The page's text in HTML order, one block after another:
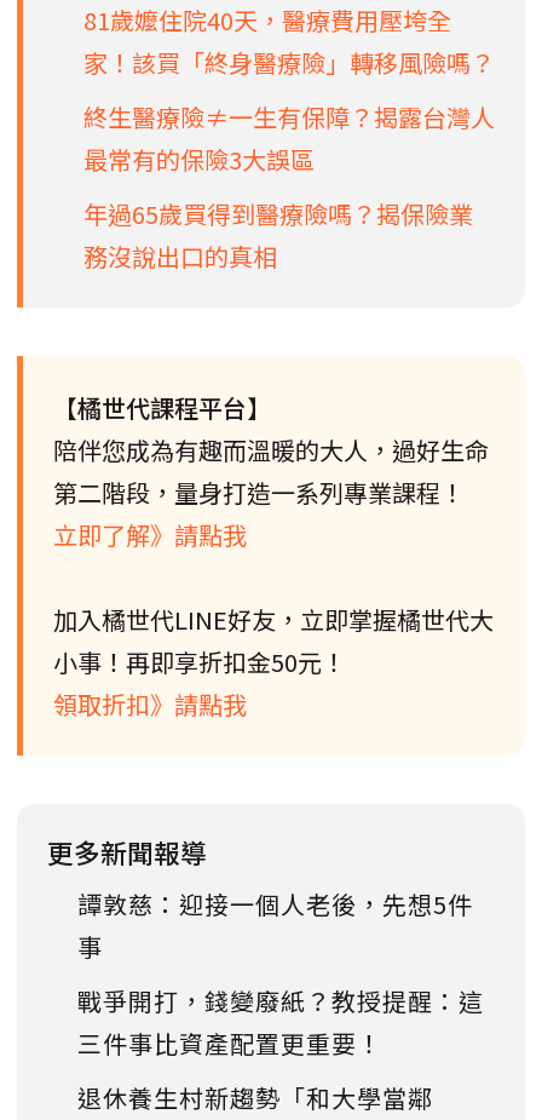
81歲嬤住院40天，醫療費用壓垮全
家！該買「終身醫療險」轉移風險嗎？
終生醫療險≠一生有保障？揭露台灣人
最常有的保險3大誤區
年過65歲買得到醫療險嗎？揭保險業
務沒說出口的真相
【橘世代課程平台】
陪伴您成為有趣而溫暖的大人，過好生命
第二階段，量身打造一系列專業課程！
立即了解》請點我
加入橘世代LINE好友，立即掌握橘世代大
小事！再即享折扣金50元！
領取折扣》請點我
更多新聞報導
譚敦慈：迎接一個人老後，先想5件
事
戰爭開打，錢變廢紙？教授提醒：這
三件事比資產配置更重要！
退休養生村新趨勢「和大學當鄰